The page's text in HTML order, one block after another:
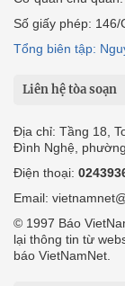
Số giấy phép:
Tổng biên tập:
Liên hệ tòa soạn
Địa chỉ: Tầng 18,
Đình Nghệ,
Điện thoại:
Email:
© 1997 Báo
lại thông tin từ
báo VietNamNet.